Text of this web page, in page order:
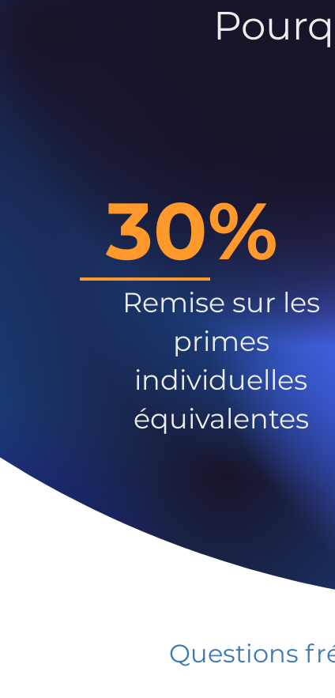
30%
Remise sur les
primes
individuelles
équivalentes
Questions